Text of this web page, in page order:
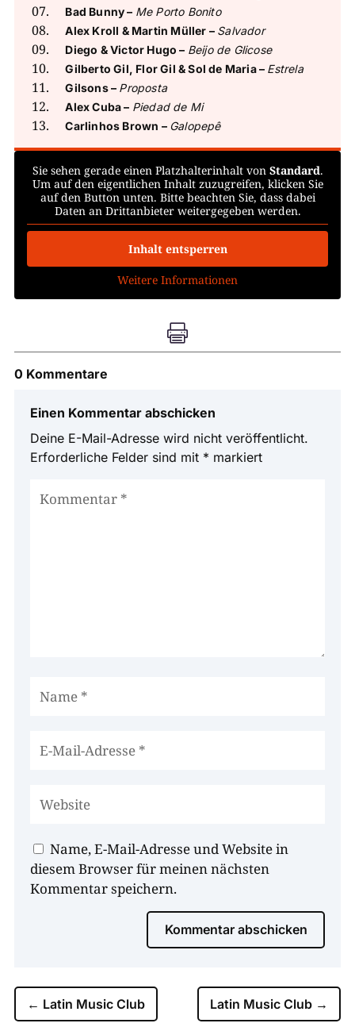
Bad Bunny – Me Porto Bonito
Alex Kroll & Martin Müller – Salvador
Diego & Victor Hugo – Beijo de Glicose
Gilberto Gil, Flor Gil & Sol de Maria – Estrela
Gilsons – Proposta
Alex Cuba – Piedad de Mi
Carlinhos Brown – Galopepê
Sie sehen gerade einen Platzhalterinhalt von Standard.
Um auf den eigentlichen Inhalt zuzugreifen, klicken Sie
auf den Button unten. Bitte beachten Sie, dass dabei
Daten an Drittanbieter weitergegeben werden.
Inhalt entsperren
Weitere Informationen

0 Kommentare
Einen Kommentar abschicken
Deine E-Mail-Adresse wird nicht veröffentlicht.
Erforderliche Felder sind mit * markiert
Name, E-Mail-Adresse und Website in
diesem Browser für meinen nächsten
Kommentar speichern.
Kommentar abschicken
← Latin Music Club Latin Music Club →